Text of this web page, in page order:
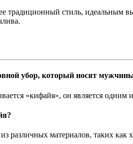
традиционный стиль, идеальным
убор, который носят
«кифайя», он является одним
различных материалов, таких